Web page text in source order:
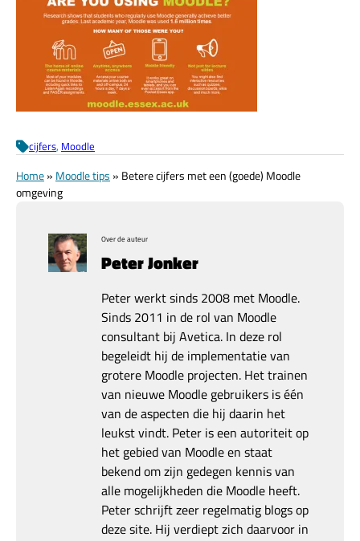
cijfers, Moodle
Home» Moodle tips » Betere cijfers met een (goede) Moodle
omgeving
Over de auteur
Peter Jonker
Peter werkt sinds 2008 met Moodle.
Sinds 2011 in de rol van Moodle
consultant bij Avetica. In deze rol
begeleidt hij de implementatie van
grotere Moodle projecten. Het trainen
van nieuwe Moodle gebruikers is één
van de aspecten die hij daarin het
leukst vindt. Peter is een autoriteit op
het gebied van Moodle en staat
bekend om zijn gedegen kennis van
alle mogelijkheden die Moodle heeft.
Peter schrijft zeer regelmatig blogs op
deze site. Hij verdiept zich daarvoor in